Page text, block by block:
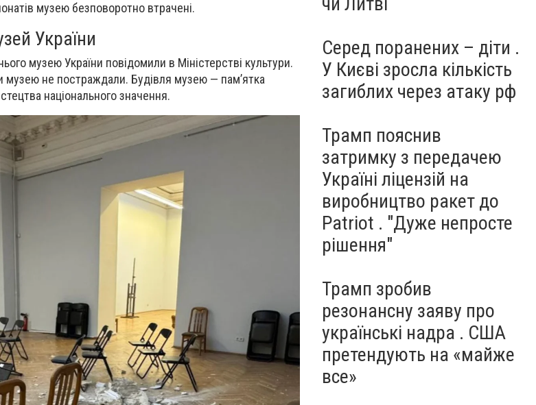
музею безповоротно втрачені.
України
музею України повідомили в Міністерстві культури.
музею не постраждали. Будівля музею — пам’ятка
національного значення.
Серед поранених – діти .
У Києві зросла кількість
загиблих через атаку рф
Трамп пояснив
затримку з передачею
Україні ліцензій на
виробництво ракет до
Patriot . "Дуже непросте
рішення"
Трамп зробив
резонансну заяву про
українські надра . США
претендують на «майже
все»